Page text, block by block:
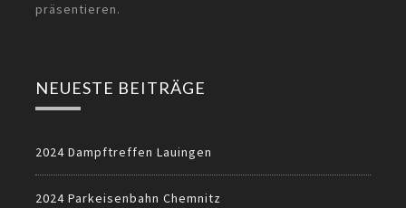
präsentieren.
NEUESTE BEITRÄGE
2024 Dampftreffen Lauingen
2024 Parkeisenbahn Chemnitz